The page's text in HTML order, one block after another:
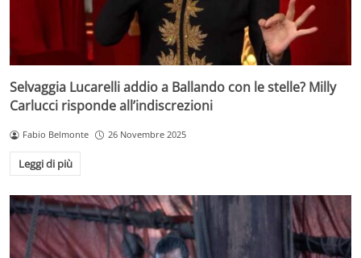
Selvaggia Lucarelli addio a Ballando con le stelle? Milly
Carlucci risponde all’indiscrezioni
Fabio Belmonte 26 Novembre 2025
Leggi di più